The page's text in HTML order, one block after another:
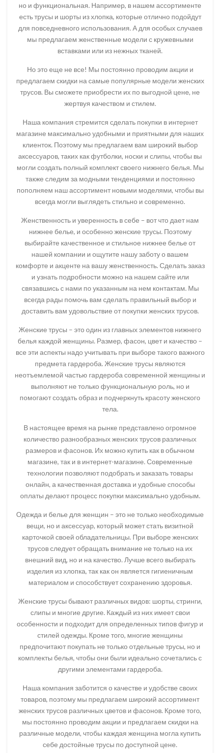
но и функциональная. Например, в нашем ассортименте
есть трусы и шорты из хлопка, которые отлично подойдут
для повседневного использования. А для особых случаев
мы предлагаем женственные модели с кружевными
вставками или из нежных тканей.
Но это еще не все! Мы постоянно проводим акции и
предлагаем скидки на самые популярные модели женских
трусов. Вы сможете приобрести их по выгодной цене, не
жертвуя качеством и стилем.
Наша компания стремится сделать покупки в интернет
магазине максимально удобными и приятными для наших
клиенток. Поэтому мы предлагаем вам широкий выбор
аксессуаров, таких как футболки, носки и слипы, чтобы вы
могли создать полный комплект своего нижнего белья. Мы
также следим за модными тенденциями и постоянно
пополняем наш ассортимент новыми моделями, чтобы вы
всегда могли выглядеть стильно и современно.
Женственность и уверенность в себе – вот что дает нам
нижнее белье, и особенно женские трусы. Поэтому
выбирайте качественное и стильное нижнее белье от
нашей компании и ощутите нашу заботу о вашем
комфорте и акценте на вашу женственность. Сделать заказ
и узнать подробности можно на нашем сайте или
связавшись с нами по указанным на нем контактам. Мы
всегда рады помочь вам сделать правильный выбор и
доставить вам удовольствие от покупки женских трусов.
Женские трусы – это один из главных элементов нижнего
белья каждой женщины. Размер, фасон, цвет и качество –
все эти аспекты надо учитывать при выборе такого важного
предмета гардероба. Женские трусы являются
неотъемлемой частью гардероба современной женщины и
выполняют не только функциональную роль, но и
помогают создать образ и подчеркнуть красоту женского
тела.
В настоящее время на рынке представлено огромное
количество разнообразных женских трусов различных
размеров и фасонов. Их можно купить как в обычном
магазине, так и в интернет-магазине. Современные
технологии позволяют подобрать и заказать товары
онлайн, а качественная доставка и удобные способы
оплаты делают процесс покупки максимально удобным.
Одежда и белье для женщин – это не только необходимые
вещи, но и аксессуар, который может стать визитной
карточкой своей обладательницы. При выборе женских
трусов следует обращать внимание не только на их
внешний вид, но и на качество. Лучше всего выбирать
изделия из хлопка, так как он является гигиеничным
материалом и способствует сохранению здоровья.
Женские трусы бывают различных видов: шорты, стринги,
слипы и многие другие. Каждый из них имеет свои
особенности и подходит для определенных типов фигур и
стилей одежды. Кроме того, многие женщины
предпочитают покупать не только отдельные трусы, но и
комплекты белья, чтобы они были идеально сочетались с
другими элементами гардероба.
Наша компания заботится о качестве и удобстве своих
товаров, поэтому мы предлагаем широкий ассортимент
женских трусов различных цветов и фасонов. Кроме того,
мы постоянно проводим акции и предлагаем скидки на
различные модели, чтобы каждая женщина могла купить
себе достойные трусы по доступной цене.